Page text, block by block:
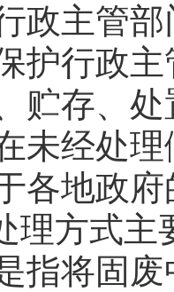
政主管
护行政
贮存、
未经处
各地政
理方式主
指将固